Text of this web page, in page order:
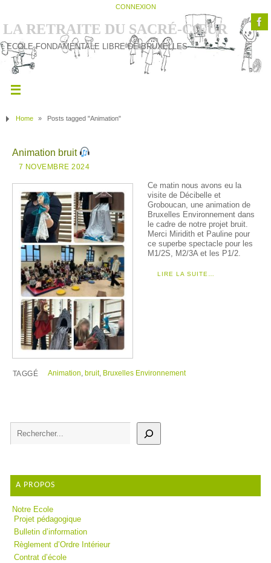
CONNEXION
LA RETRAITE DU SACRÉ-CŒUR
ECOLE FONDAMENTALE LIBRE DE BRUXELLES
Home » Posts tagged "Animation"
Animation bruit
7 NOVEMBRE 2024
Ce matin nous avons eu la
visite de Décibelle et
Groboucan, une animation de
Bruxelles Environnement dans
le cadre de notre projet bruit.
Merci Miridith et Pauline pour
ce superbe spectacle pour les
M1/2S, M2/3A et les P1/2.
LIRE LA SUITE…
TAGGÉ Animation,bruit, Bruxelles Environnement
A PROPOS
Notre Ecole
Projet pédagogique
Bulletin d’information
Règlement d’Ordre Intérieur
Contrat d’école